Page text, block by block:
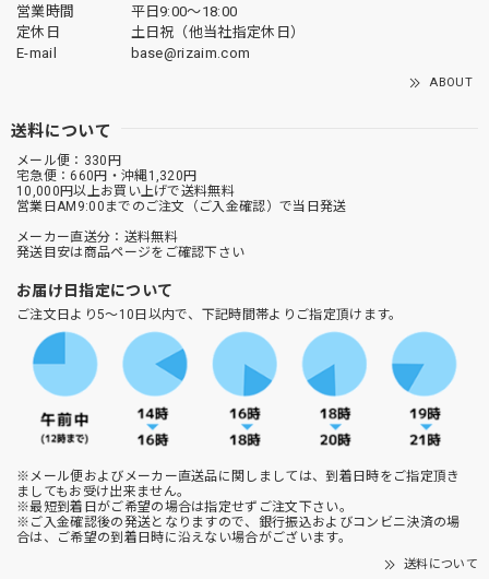
営業時間
平日9:00～18:00
定休日
土日祝（他当社指定休日）
E-mail
base@rizaim.com
ABOUT
送料について
メール便：330円
宅急便：660円・沖縄1,320円
10,000円以上お買い上げで送料無料
営業日AM9:00までのご注文（ご入金確認）で当日発送
メーカー直送分：送料無料
発送目安は商品ページをご確認下さい
お届け日指定について
ご注文日より5～10日以内で、下記時間帯よりご指定頂けます。
※メール便およびメーカー直送品に関しましては、到着日時をご指定頂き
ましてもお受け出来ません。
※最短到着日がご希望の場合は指定せずご注文下さい。
※ご入金確認後の発送となりますので、銀行振込およびコンビニ決済の場
合は、ご希望の到着日時に沿えない場合がございます。
送料について